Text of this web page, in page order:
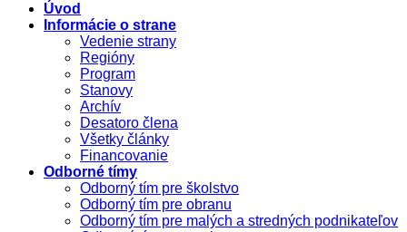
Úvod
Informácie o strane
Vedenie strany
Regióny
Program
Stanovy
Archív
Desatoro člena
Všetky články
Financovanie
Odborné tímy
Odborný tím pre školstvo
Odborný tím pre obranu
Odborný tím pre malých a stredných podnikateľov